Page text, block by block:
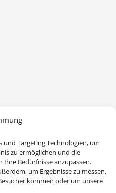
und Targeting Technologien, um
zu ermöglichen und die
Ihre Bedürfnisse anzupassen.
um Ergebnisse zu messen,
kommen oder um unsere